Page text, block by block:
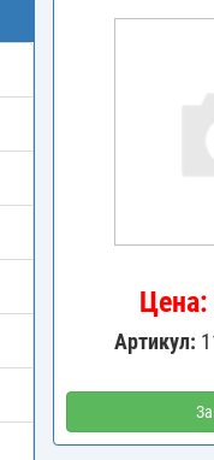
Цена:
Артикул: